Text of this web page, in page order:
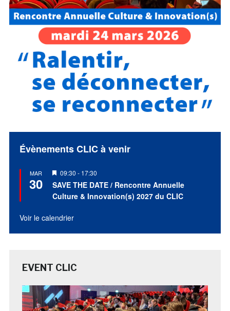
Évènements CLIC à venir
MAR
30
Mis
en
avant
09:30 - 17:30
SAVE THE DATE / Rencontre Annuelle
Culture & Innovation(s) 2027 du CLIC
Voir le calendrier
EVENT CLIC